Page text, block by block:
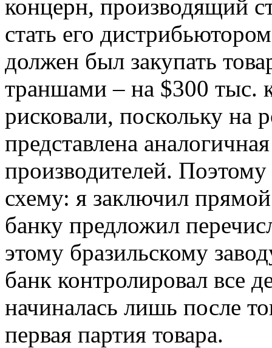
концерн, производящий
стать его
должен был закупать
траншами – на $300 тыс.
рисковали, поскольку на
представлена
производителей.
схему: я заключил
банку предложил
этому бразильскому
банк контролировал все
начиналась лишь после
первая партия товара.